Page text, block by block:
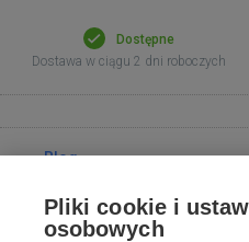
Dostępne
Dostawa w ciągu 2 dni roboczych
Blog
Poradnia
Pliki cookie i
osobowych